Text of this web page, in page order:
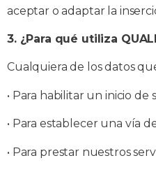
aceptar o adaptar la
3. ¿Para qué utiliza
Cualquiera de los datos
• Para habilitar un inicio de
• Para establecer una vía
• Para prestar nuestros